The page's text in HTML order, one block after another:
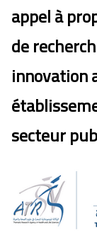
appel à
de
innovation
secteur